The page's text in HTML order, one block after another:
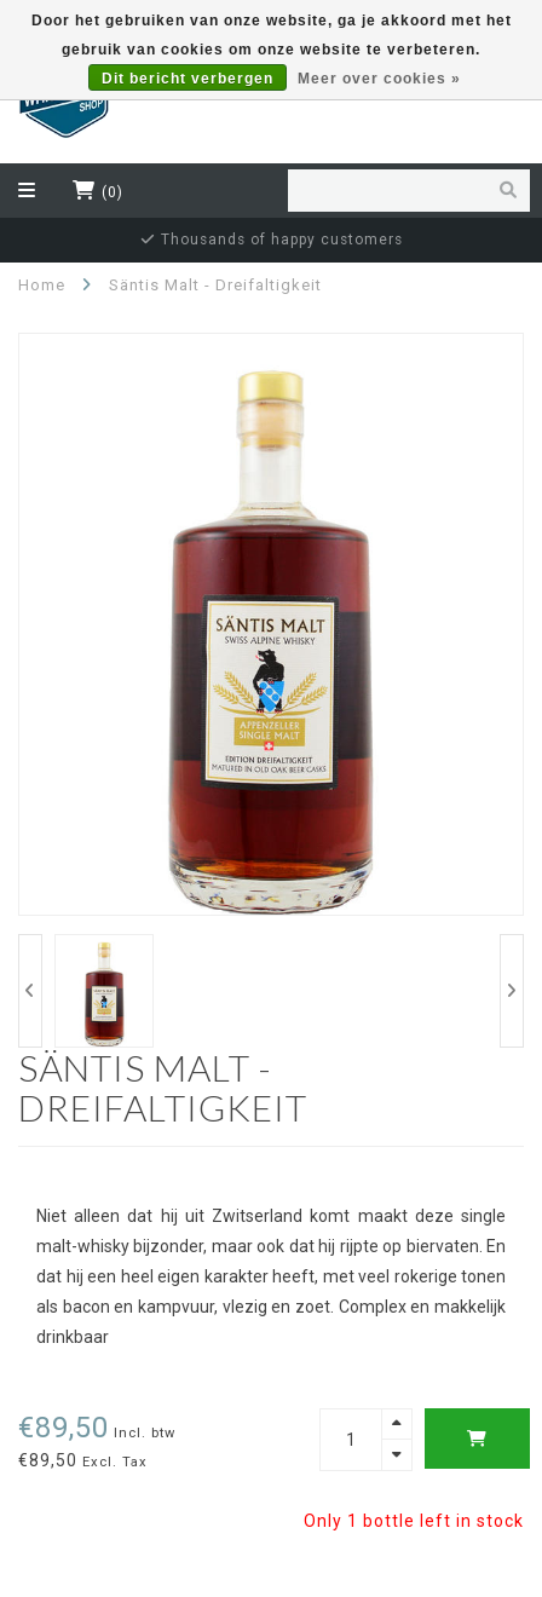
(0)
Thousands of happy customers
Home Säntis Malt - Dreifaltigkeit
SÄNTIS MALT -
DREIFALTIGKEIT
Niet alleen dat hij uit Zwitserland komt maakt deze single
malt-whisky bijzonder, maar ook dat hij rijpte op biervaten. En
dat hij een heel eigen karakter heeft, met veel rokerige tonen
als bacon en kampvuur, vlezig en zoet. Complex en makkelijk
drinkbaar
€89,50 Incl. btw
€89,50 Excl. Tax
Only 1 bottle left in stock
Door het gebruiken van onze website, ga je akkoord met het
gebruik van cookies om onze website te verbeteren.
Dit bericht verbergen
Meer over cookies »